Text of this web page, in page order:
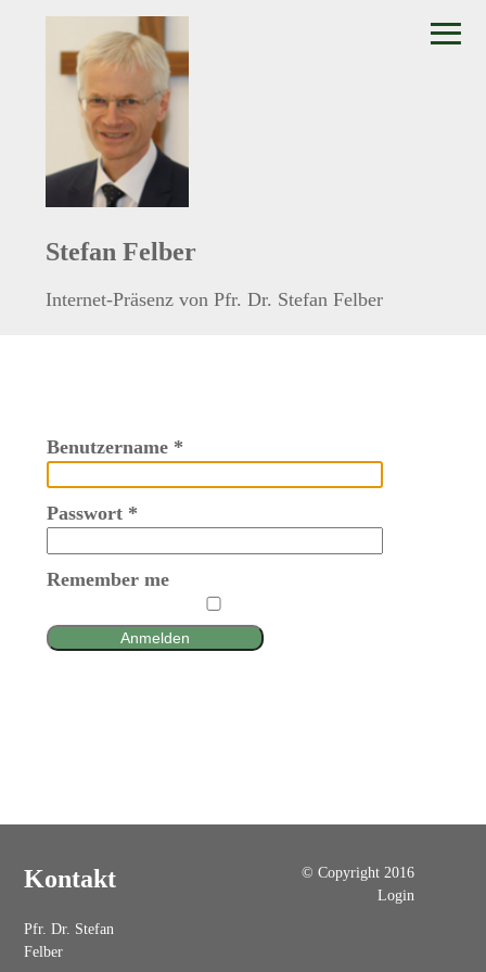
Stefan Felber
Internet-Präsenz von Pfr. Dr. Stefan Felber
Benutzername*
Passwort*
Remember me
Anmelden
Kontakt
Pfr. Dr. Stefan
Felber
© Copyright 2016
Login
≡